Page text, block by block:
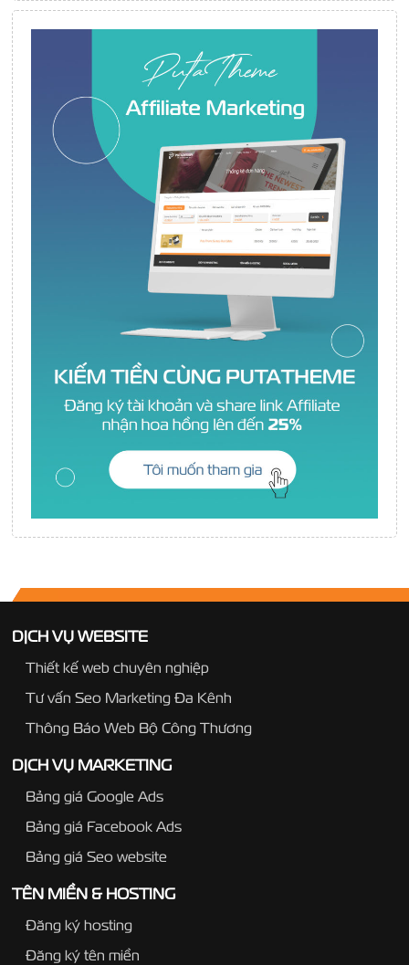
DỊCH VỤ WEBSITE
Thiết kế web chuyên nghiệp
Tư vấn Seo Marketing Đa Kênh
Thông Báo Web Bộ Công Thương
DỊCH VỤ MARKETING
Bảng giá Google Ads
Bảng giá Facebook Ads
Bảng giá Seo website
TÊN MIỀN & HOSTING
Đăng ký hosting
Đăng ký tên miền